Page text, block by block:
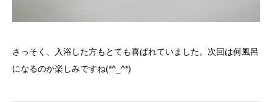
さっそく、入浴した方もとても喜ばれていました。次回は何風呂
になるのか楽しみですね(*^_^*)